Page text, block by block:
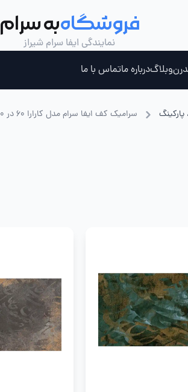
فروشگاهبه سرام
نمایندگی ایفا سرام شیراز
وبلاگدرباره ماتماس با ما
سرامیک کف ایفا سرام مدل کارارا 60 در 120